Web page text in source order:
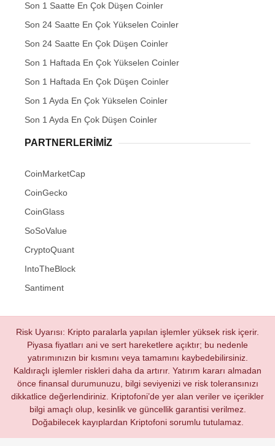
Son 1 Saatte En Çok Düşen Coinler
Son 24 Saatte En Çok Yükselen Coinler
Son 24 Saatte En Çok Düşen Coinler
Son 1 Haftada En Çok Yükselen Coinler
Son 1 Haftada En Çok Düşen Coinler
Son 1 Ayda En Çok Yükselen Coinler
Son 1 Ayda En Çok Düşen Coinler
PARTNERLERIMIZ
CoinMarketCap
CoinGecko
CoinGlass
SoSoValue
CryptoQuant
IntoTheBlock
Santiment
Risk Uyarısı: Kripto paralarla yapılan işlemler yüksek risk içerir.
Piyasa fiyatları ani ve sert hareketlere açıktır; bu nedenle
yatırımınızın bir kısmını veya tamamını kaybedebilirsiniz.
Kaldıraçlı işlemler riskleri daha da artırır. Yatırım kararı almadan
önce finansal durumunuzu, bilgi seviyenizi ve risk toleransınızı
dikkatlice değerlendiriniz. Kriptofoni’de yer alan veriler ve içerikler
bilgi amaçlı olup, kesinlik ve güncellik garantisi verilmez.
Doğabilecek kayıplardan Kriptofoni sorumlu tutulamaz.